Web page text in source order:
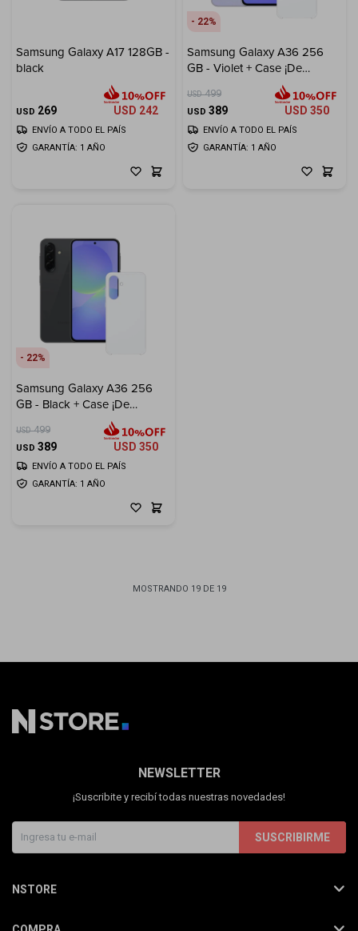
Samsung Galaxy A17 128GB -
black
USD 269 USD 242
GARANTÍA: 1 AÑO
ENVÍO A TODO EL PAÍS
22
Samsung Galaxy A36 256
GB - Violet + Case ¡De
USD 499
USD 389 USD 350
GARANTÍA: 1 AÑO
ENVÍO A TODO EL PAÍS
22
Samsung Galaxy A36 256
GB - Black + Case ¡De
USD 499
USD 389 USD 350
GARANTÍA: 1 AÑO
ENVÍO A TODO EL PAÍS
MOSTRANDO 19DE 19
NEWSLETTER
¡Suscribite y recibí todas nuestras novedades!
SUSCRIBIRME
NSTORE